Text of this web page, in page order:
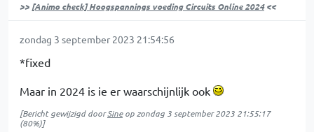
>> [Animo check] Hoogspannings voeding Circuits Online 2024<<
zondag 3 september 2023 21:54:56
*fixed
Maar in 2024 is ie er waarschijnlijk ook
[Bericht gewijzigd doorSineop zondag 3 september 2023 21:55:17
(80%)]